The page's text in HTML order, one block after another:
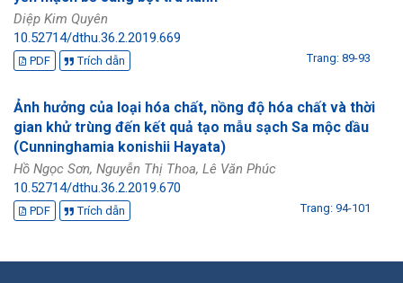
Diệp Kim Quyên
10.52714/dthu.36.2.2019.669
PDF Trích dẫn Trang: 89-93
Ảnh hưởng của loại hóa chất, nồng độ hóa chất và thời
gian khử trùng đến kết quả tạo mẫu sạch Sa mộc dầu
(Cunninghamia konishii Hayata)
Hồ Ngọc Sơn, Nguyễn Thị Thoa, Lê Văn Phúc
10.52714/dthu.36.2.2019.670
PDF Trích dẫn Trang: 94-101